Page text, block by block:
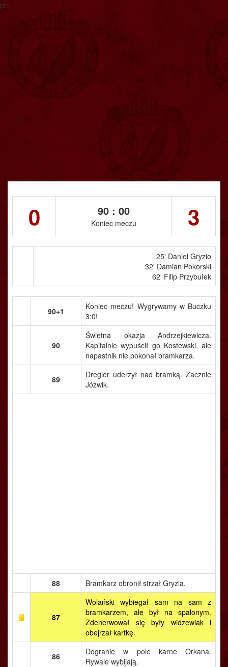
pt>
0 90 : 00
Koniec meczu 3
25' Daniel Gryzio
32' Damian Pokorski
62' Filip Przybułek
90+1
Koniec meczu! Wygrywamy w Buczku
3:0!
90
Świetna okazja Andrzejkiewicza.
Kapitalnie wypuścił go Kostewski, ale
napastnik nie pokonał bramkarza.
89
Dregier uderzył nad bramką. Zacznie
Józwik.
88 Bramkarz obronił strzał Gryzia.
87
Wolański wybiegał sam na sam z
bramkarzem, ale był na spalonym.
Zdenerwował się były widzewiak i
obejrzał kartkę.
86
Dogranie w pole karne Orkana.
Rywale wybijają.